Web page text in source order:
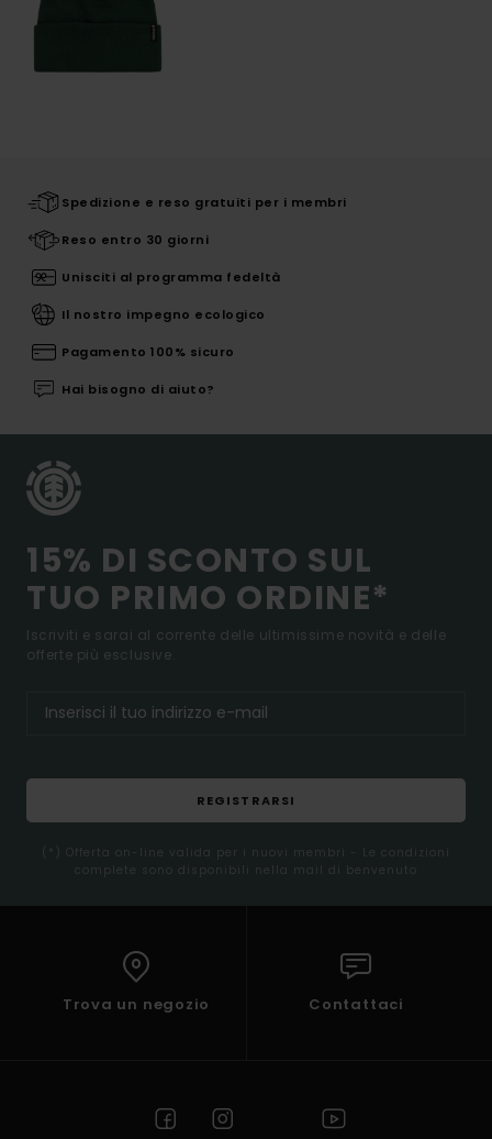
Spedizione e reso gratuiti per i membri
Reso entro 30 giorni
Unisciti al programma fedeltà
Il nostro impegno ecologico
Pagamento 100% sicuro
Hai bisogno di aiuto?
15% DI SCONTO SUL
TUO PRIMO ORDINE*
Iscriviti e sarai al corrente delle ultimissime novità e delle
offerte più esclusive.
REGISTRARSI
(*) Offerta on-line valida per i nuovi membri - Le condizioni
complete sono disponibili nella mail di benvenuto
Trova un negozio Contattaci